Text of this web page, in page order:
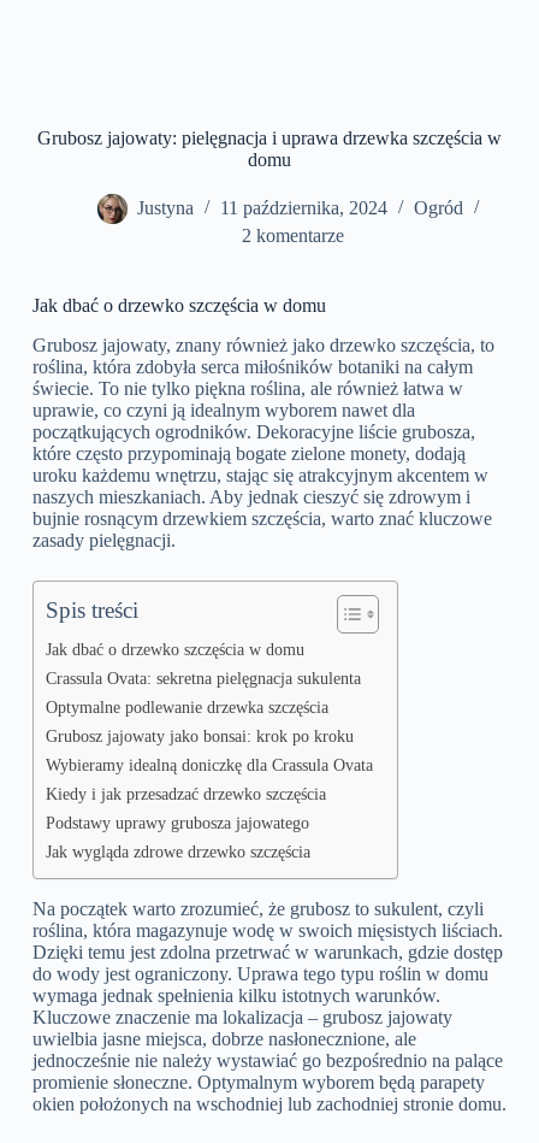
Grubosz jajowaty: pielęgnacja i uprawa drzewka szczęścia w
domu
Justyna 11 października, 2024
Ogród
2 komentarze
Jak dbać o drzewko szczęścia w domu
Grubosz jajowaty, znany również jako drzewko szczęścia, to
roślina, która zdobyła serca miłośników botaniki na całym
świecie. To nie tylko piękna roślina, ale również łatwa w
uprawie, co czyni ją idealnym wyborem nawet dla
początkujących ogrodników. Dekoracyjne liście grubosza,
które często przypominają bogate zielone monety, dodają
uroku każdemu wnętrzu, stając się atrakcyjnym akcentem w
naszych mieszkaniach. Aby jednak cieszyć się zdrowym i
bujnie rosnącym drzewkiem szczęścia, warto znać kluczowe
zasady pielęgnacji.
Spis treści
Jak dbać o drzewko szczęścia w domu
Crassula Ovata: sekretna pielęgnacja sukulenta
Optymalne podlewanie drzewka szczęścia
Grubosz jajowaty jako bonsai: krok po kroku
Wybieramy idealną doniczkę dla Crassula Ovata
Kiedy i jak przesadzać drzewko szczęścia
Podstawy uprawy grubosza jajowatego
Jak wygląda zdrowe drzewko szczęścia
Na początek warto zrozumieć, że grubosz to sukulent, czyli
roślina, która magazynuje wodę w swoich mięsistych liściach.
Dzięki temu jest zdolna przetrwać w warunkach, gdzie dostęp
do wody jest ograniczony. Uprawa tego typu roślin w domu
wymaga jednak spełnienia kilku istotnych warunków.
Kluczowe znaczenie ma lokalizacja – grubosz jajowaty
uwielbia jasne miejsca, dobrze nasłonecznione, ale
jednocześnie nie należy wystawiać go bezpośrednio na palące
promienie słoneczne. Optymalnym wyborem będą parapety
okien położonych na wschodniej lub zachodniej stronie domu.